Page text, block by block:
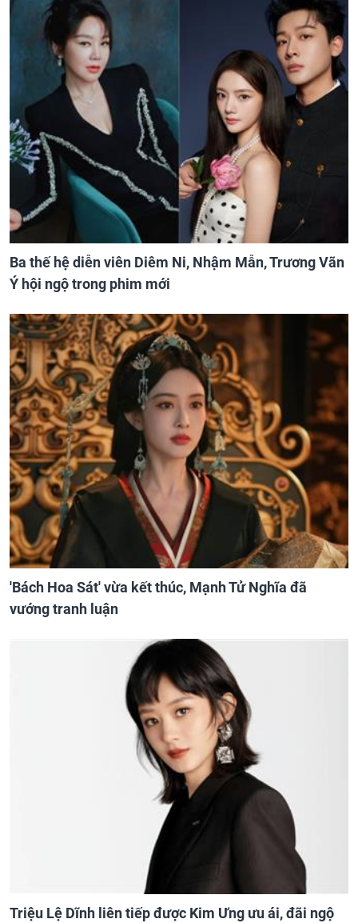
Ba thế hệ diễn viên Diêm Ni, Nhậm Mẫn, Trương Vãn
Ý hội ngộ trong phim mới
'Bách Hoa Sát' vừa kết thúc, Mạnh Tử Nghĩa đã
vướng tranh luận
Triệu Lệ Dĩnh liên tiếp được Kim Ưng ưu ái, đãi ngộ